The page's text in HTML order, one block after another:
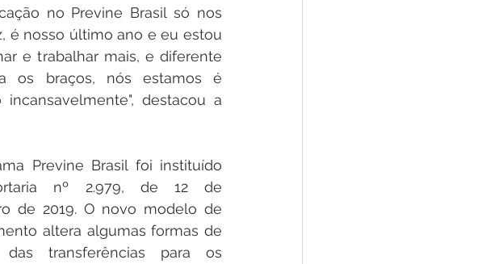
no Previne Brasil só nos
é nosso último ano e eu estou
e trabalhar mais, e diferente
os braços, nós estamos é
destacou a
Previne Brasil foi instituído
nº 2.979, de 12 de
de 2019. O novo modelo de
altera algumas formas de
das transferências para os